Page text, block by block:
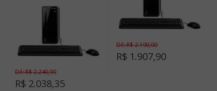
R$ 2.038,35
Dê: R$ 2.240,90
R$ 1.907,90
Dê: R$ 2.190,00